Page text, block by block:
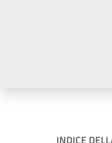
INDICE